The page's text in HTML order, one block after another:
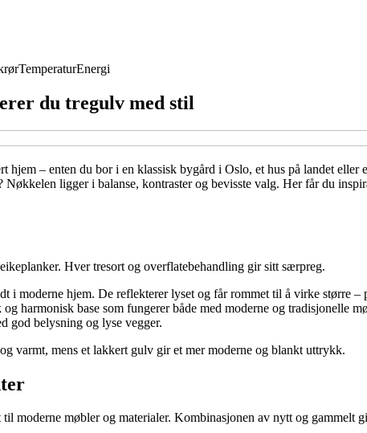
TemperaturEnergi
du tregulv med stil
– enten du bor i en klassisk bygård i Oslo, et hus på landet
ligger i balanse, kontraster og bevisste valg. Her får du
Hver tresort og overflatebehandling gir sitt særpreg.
i moderne hjem. De reflekterer lyset og får rommet til å virke større –
harmonisk base som fungerer både med moderne og tradisjonelle
god belysning og lyse vegger.
varmt, mens et lakkert gulv gir et mer moderne og blankt uttrykk.
moderne møbler og materialer. Kombinasjonen av nytt og gammelt